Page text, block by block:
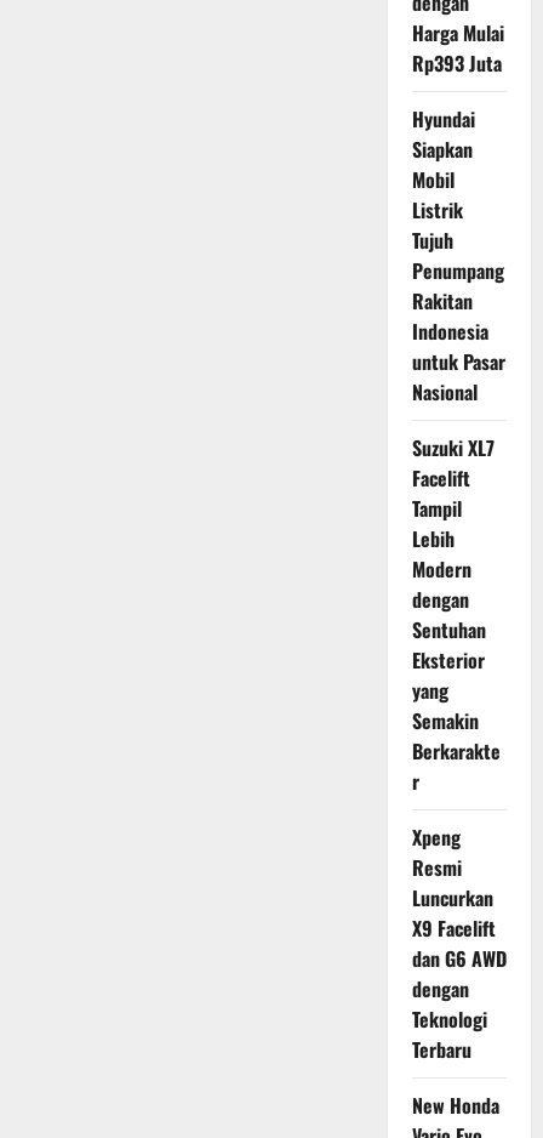
Harga Mulai
Rp393 Juta
Hyundai
Siapkan
Mobil
Listrik
Tujuh
Penumpang
Rakitan
Indonesia
untuk Pasar
Nasional
Suzuki XL7
Facelift
Tampil
Lebih
Modern
dengan
Sentuhan
Eksterior
yang
Semakin
Berkarakte
r
Xpeng
Resmi
Luncurkan
X9 Facelift
dan G6 AWD
dengan
Teknologi
Terbaru
New Honda